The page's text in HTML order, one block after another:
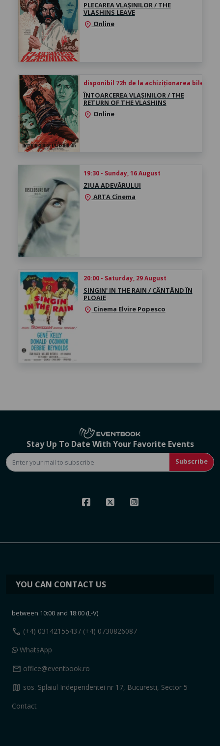
PLECAREA VLAȘINILOR / THE
VLASHINS LEAVE
location_on Online
disponibil 72h de la achiziționarea biletului
ÎNTOARCEREA VLAȘINILOR / THE
RETURN OF THE VLASHINS
location_on Online
19:30 - Sunday, 16 August
ZIUA ADEVĂRULUI
location_onARTA Cinema
20:00 - Saturday, 29 August
SINGIN' IN THE RAIN / CÂNTÂND ÎN
PLOAIE
location_on Cinema Elvire Popesco
Stay Up To Date With Your Favorite Events
Subscribe
YOU CAN CONTACT US
between 10:00 and 18:00 (L-V)
call (+4) 0314215543 / (+4) 0730826087
WhatsApp
mail office@eventbook.ro
map sos. Splaiul Independentei nr 17, Bucuresti, Sector 5
Contact